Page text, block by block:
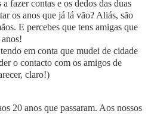
fazer contas e os dedos das duas
os anos que já lá vão? Aliás, são
E percebes que tens amigas que
em conta que mudei de cidade
o contacto com os amigos de
claro!)
20 anos que passaram. Aos nossos